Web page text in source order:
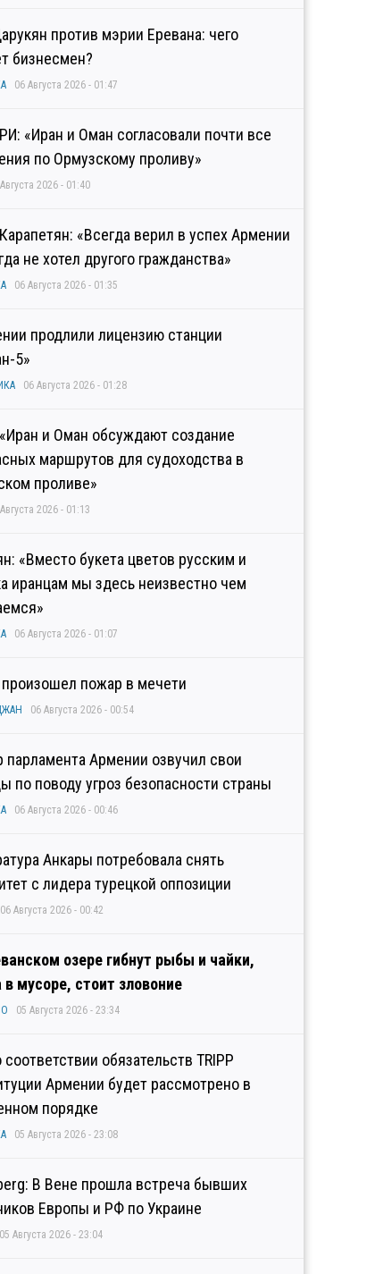
против мэрии Еревана: чего
бизнесмен?
06 Августа 2026 - 01:47
«Иран и Оман согласовали почти все
по Ормузскому проливу»
2026 - 01:40
«Всегда верил в успех Армении
не хотел другого гражданства»
06 Августа 2026 - 01:35
продлили лицензию станции
5»
06 Августа 2026 - 01:28
и Оман обсуждают создание
маршрутов для судоходства в
проливе»
2026 - 01:13
«Вместо букета цветов русским и
иранцам мы здесь неизвестно чем
06 Августа 2026 - 01:07
произошел пожар в мечети
06 Августа 2026 - 00:54
парламента Армении озвучил свои
по поводу угроз безопасности страны
06 Августа 2026 - 00:46
Анкары потребовала снять
с лидера турецкой оппозиции
Августа 2026 - 00:42
озере гибнут рыбы и чайки,
в мусоре, стоит зловоние
05 Августа 2026 - 23:34
обязательств TRIPP
Армении будет рассмотрено в
порядке
05 Августа 2026 - 23:08
В Вене прошла встреча бывших
Европы и РФ по Украине
Августа 2026 - 23:04